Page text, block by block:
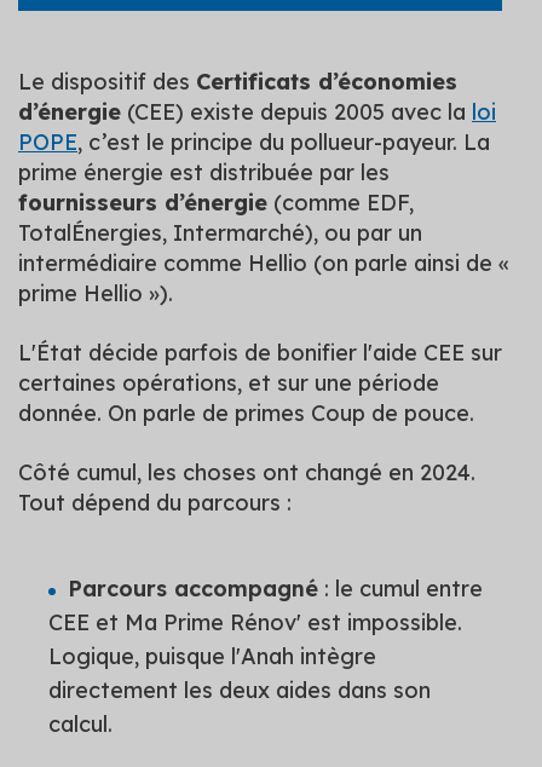
Le dispositif des Certificats d’économies
d’énergie (CEE) existe depuis 2005 avec la loi
POPE, c’est le principe du pollueur-payeur. La
prime énergie est distribuée par les
fournisseurs d’énergie (comme EDF,
TotalÉnergies, Intermarché), ou par un
intermédiaire comme Hellio (on parle ainsi de «
prime Hellio »).
L'État décide parfois de bonifier l'aide CEE sur
certaines opérations, et sur une période
donnée. On parle de primes Coup de pouce.
Côté cumul, les choses ont changé en 2024.
Tout dépend du parcours :
Parcours accompagné : le cumul entre
CEE et Ma Prime Rénov' est impossible.
Logique, puisque l'Anah intègre
directement les deux aides dans son
calcul.